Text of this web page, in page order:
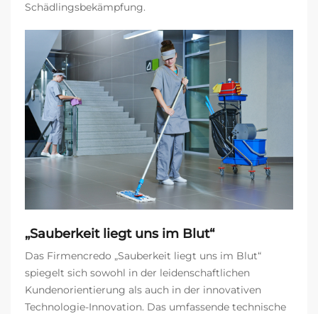
Schädlingsbekämpfung.
„Sauberkeit liegt uns im Blut“
Das Firmencredo „Sauberkeit liegt uns im Blut“
spiegelt sich sowohl in der leidenschaftlichen
Kundenorientierung als auch in der innovativen
Technologie-Innovation. Das umfassende technische